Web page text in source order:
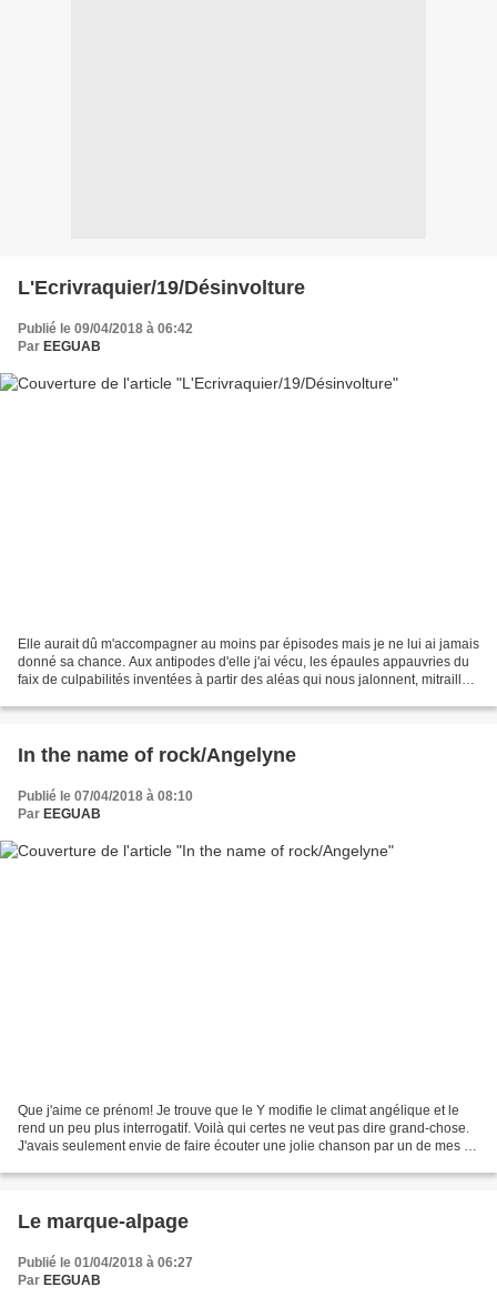
L'Ecrivraquier/19/Désinvolture
Publié le 09/04/2018 à 06:42
Par EEGUAB
Elle aurait dû m'accompagner au moins par épisodes mais je ne lui ai jamais
donné sa chance. Aux antipodes d'elle j'ai vécu, les épaules appauvries du
faix de culpabilités inventées à partir des aléas qui nous jalonnent, mitrailles
In the name of rock/Angelyne
Publié le 07/04/2018 à 08:10
Par EEGUAB
Que j'aime ce prénom! Je trouve que le Y modifie le climat angélique et le
rend un peu plus interrogatif. Voilà qui certes ne veut pas dire grand-chose.
J'avais seulement envie de faire écouter une jolie chanson par un de mes si
Le marque-alpage
Publié le 01/04/2018 à 06:27
Par EEGUAB